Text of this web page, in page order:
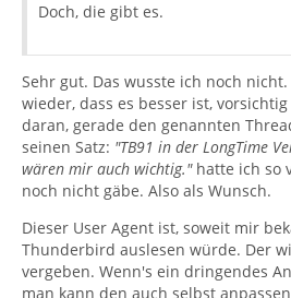
Doch, die gibt es.
Sehr gut. Das wusste ich noch
wieder, dass es besser ist,
daran, gerade den genannten
seinen Satz: "TB91 in der LongTime
wären mir auch wichtig." hatte ich so
noch nicht gäbe. Also als Wunsch.
Dieser User Agent ist, soweit mir
Thunderbird auslesen würde. Der
vergeben. Wenn's ein dringendes
man kann den auch selbst